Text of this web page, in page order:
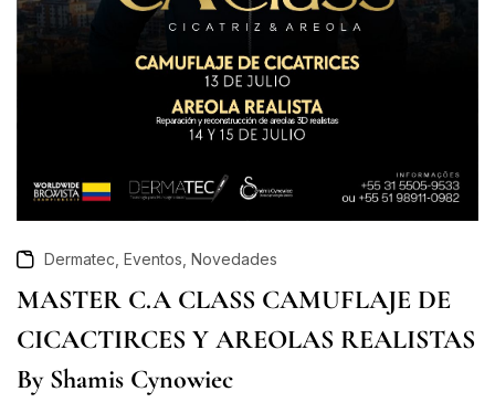
Dermatec Eventos Novedades
MASTER C.A CLASS CAMUFLAJE DE
CICACTIRCES Y AREOLAS REALISTAS
By Shamis Cynowiec